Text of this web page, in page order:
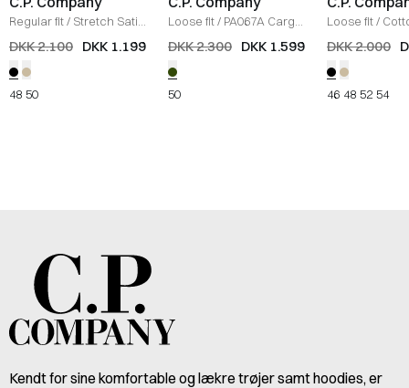
Regular fit/ Stretch Satin
Cargo Pant
SORT
DKK 2.100 DKK 1.199
48 50
Loose fit/ PA067A Cargo
Pants/ DARK GREEN
DKK 2.300 DKK 1.599
50
Loose fit/
Gabardine
DKK 2.000
46 48 52 54
Kendt for sine komfortable og lækre trøjer samt hoodies, er